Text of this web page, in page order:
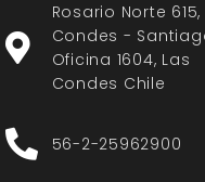
Rosario Norte
Condes -
Oficina 1604, Las
Condes Chile
56-2-25962900